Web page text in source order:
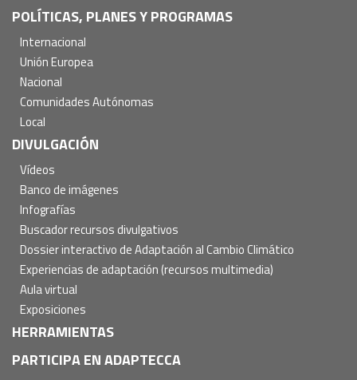
POLÍTICAS, PLANES Y PROGRAMAS
Internacional
Unión Europea
Nacional
Comunidades Autónomas
Local
DIVULGACIÓN
Vídeos
Banco de imágenes
Infografías
Buscador recursos divulgativos
Dossier interactivo de Adaptación al Cambio Climático
Experiencias de adaptación (recursos multimedia)
Aula virtual
Exposiciones
HERRAMIENTAS
PARTICIPA EN ADAPTECCA